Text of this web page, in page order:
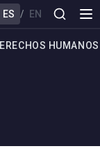
ES / EN
HUMANOS